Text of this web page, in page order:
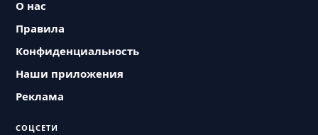
О нас
Правила
Конфиденциальность
Наши приложения
Реклама
СОЦСЕТИ